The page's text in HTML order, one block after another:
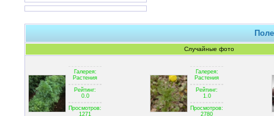
Случайные фото
Галерея:
Растения
Рейтинг:
0.0
Просмотров:
1271
Галерея:
Растения
Рейтинг:
1.0
Просмотров:
2780